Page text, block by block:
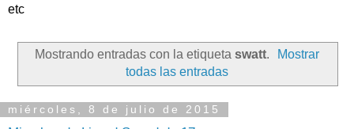
etc
Mostrando entradas con la etiqueta swatt.
Mostrar
todas las entradas
miércoles, 8 de julio de 2015